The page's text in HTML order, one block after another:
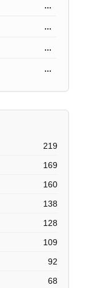
...
...
...
...
219
169
160
138
128
109
92
68